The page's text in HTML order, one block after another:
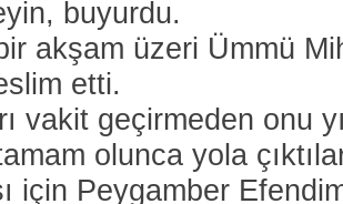
buyurdu.
akşam üzeri Ümmü
etti.
vakit geçirmeden onu
olunca yola
için Peygamber